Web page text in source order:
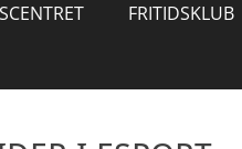
FRITIDSKLUB